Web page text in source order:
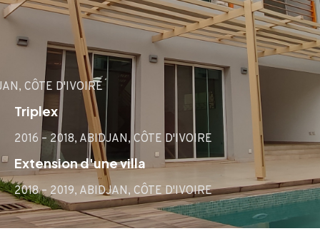
CÔTE D'IVOIRE
Triplex
2016 – 2018, ABIDJAN, CÔTE D'IVOIRE
Extension d'une villa
2018 – 2019, ABIDJAN, CÔTE D'IVOIRE